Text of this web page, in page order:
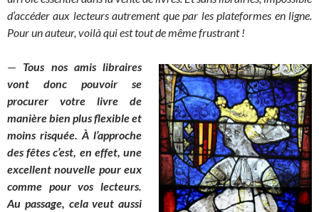
d’accéder aux lecteurs autrement que par les plateformes en ligne.
Pour un auteur, voilà qui est tout de même frustrant !
— Tous nos amis libraires
vont donc pouvoir se
procurer votre livre de
manière bien plus flexible et
moins risquée. À l’approche
des fêtes c’est, en effet, une
excellent nouvelle pour eux
comme pour vos lecteurs.
Au passage, cela veut aussi